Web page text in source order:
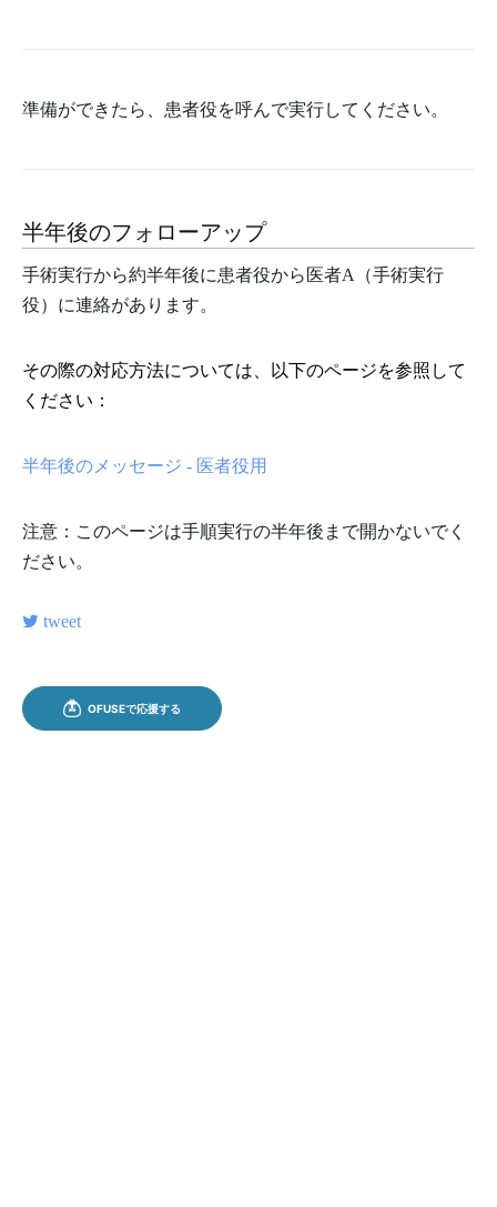
準備ができたら、患者役を呼んで実行してください。
半年後のフォローアップ
手術実行から約半年後に患者役から医者A（手術実行
役）に連絡があります。
その際の対応方法については、以下のページを参照して
ください：
半年後のメッセージ - 医者役用
注意：このページは手順実行の半年後まで開かないでく
ださい。
tweet